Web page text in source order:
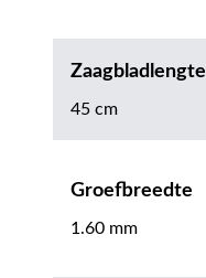
Zaagbladlengte
45 cm
Groefbreedte
1.60 mm